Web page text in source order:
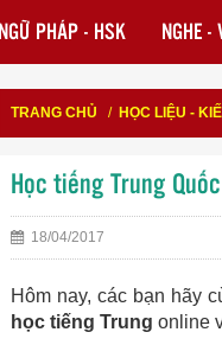
NGỮ PHÁP - HSK NGHE -
TRANG CHỦ / HỌC LIỆU -
Học tiếng Trung
18/04/2017
Hôm nay, các bạn hãy
học tiếng Trung online